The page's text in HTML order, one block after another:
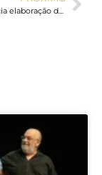
Americana inicia elaboração do Plano Diretor de Turismo